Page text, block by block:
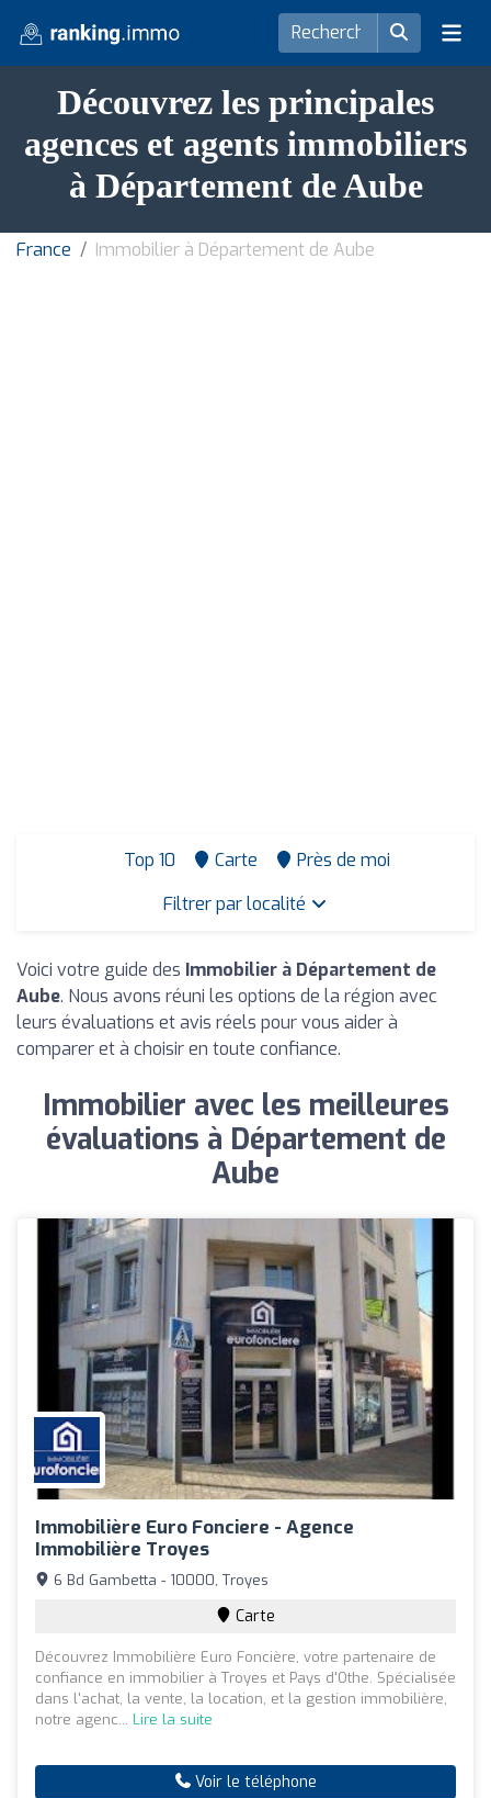
Découvrez les principales
agences et agents immobiliers
à Département de Aube
France Immobilier à Département de Aube
Top 10 Carte
Près de moi
Filtrer par localité
Voici votre guide des Immobilier à Département de
Aube. Nous avons réuni les options de la région avec
leurs évaluations et avis réels pour vous aider à
comparer et à choisir en toute confiance.
Immobilier avec les meilleures
évaluations à Département de
Aube
Immobilière Euro Fonciere - Agence
Immobilière Troyes
6 Bd Gambetta - 10000, Troyes
Carte
Découvrez Immobilière Euro Foncière, votre partenaire de
confiance en immobilier à Troyes et Pays d'Othe. Spécialisée
dans l'achat, la vente, la location, et la gestion immobilière,
notre agenc... Lire la suite
Voir le téléphone